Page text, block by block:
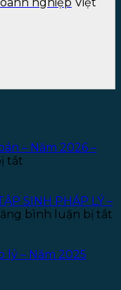
– Năm 2026 –
tắt
tuyển
dụng
–
SINH PHÁP LÝ –
bình luận bị tắt
– Năm 2025